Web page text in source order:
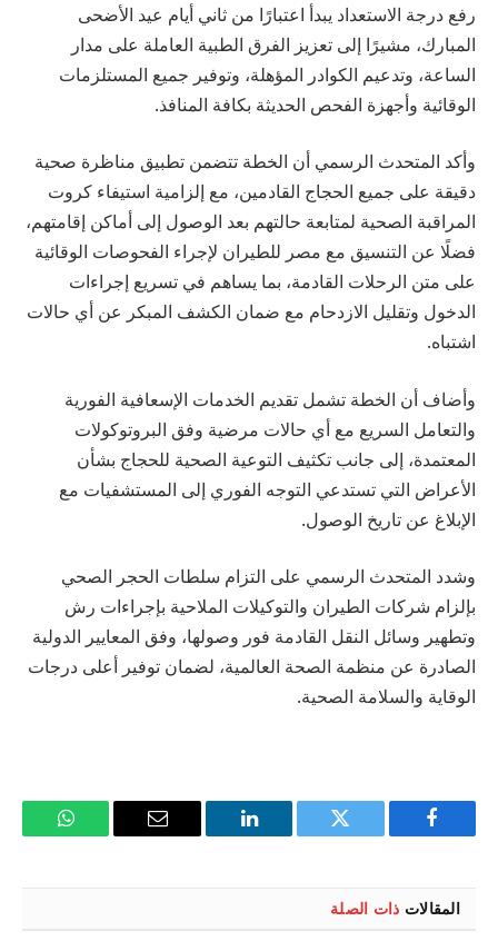
رفع درجة الاستعداد يبدأ اعتبارًا من ثاني أيام عيد الأضحى
المبارك، مشيرًا إلى تعزيز الفرق الطبية العاملة على مدار
الساعة، وتدعيم الكوادر المؤهلة، وتوفير جميع المستلزمات
الوقائية وأجهزة الفحص الحديثة بكافة المنافذ.
وأكد المتحدث الرسمي أن الخطة تتضمن تطبيق مناظرة صحية
دقيقة على جميع الحجاج القادمين، مع إلزامية استيفاء كروت
المراقبة الصحية لمتابعة حالتهم بعد الوصول إلى أماكن إقامتهم،
فضلًا عن التنسيق مع مصر للطيران لإجراء الفحوصات الوقائية
على متن الرحلات القادمة، بما يساهم في تسريع إجراءات
الدخول وتقليل الازدحام مع ضمان الكشف المبكر عن أي حالات
اشتباه.
وأضاف أن الخطة تشمل تقديم الخدمات الإسعافية الفورية
والتعامل السريع مع أي حالات مرضية وفق البروتوكولات
المعتمدة، إلى جانب تكثيف التوعية الصحية للحجاج بشأن
الأعراض التي تستدعي التوجه الفوري إلى المستشفيات مع
الإبلاغ عن تاريخ الوصول.
وشدد المتحدث الرسمي على التزام سلطات الحجر الصحي
بإلزام شركات الطيران والتوكيلات الملاحية بإجراءات رش
وتطهير وسائل النقل القادمة فور وصولها، وفق المعايير الدولية
الصادرة عن منظمة الصحة العالمية، لضمان توفير أعلى درجات
الوقاية والسلامة الصحية.
فيسبوك تويتر لينكدإن
البريد
واتساب
المقالات ذات الصلة